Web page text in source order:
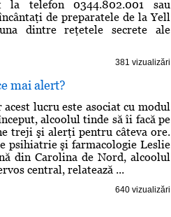
telefon 0344.802.001 sau
de preparatele de la Yell
dintre reţetele secrete ale
381 vizualizări
mai alert?
lucru este asociat cu modul
alcoolul tinde să îi facă pe
treji şi alerţi pentru câteva ore.
psihiatrie şi farmacologie Leslie
din Carolina de Nord, alcoolul
central, relatează ...
640 vizualizări